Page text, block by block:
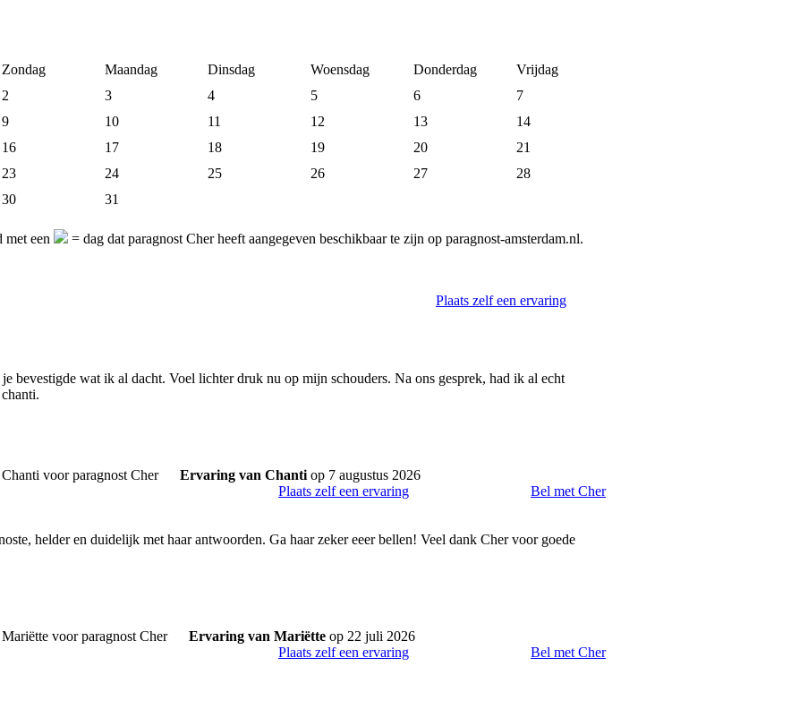
Zondag Maandag Dinsdag Woensdag Donderdag
Vrijdag
2 3 4 5 6
7
9 10 11 12 13
14
16 17 18 19 20
21
23 24 25 26 27
28
30 31
met een = dag dat paragnost Cher heeft aangegeven beschikbaar te zijn op paragnost-amsterdam.nl.
Plaats zelf een ervaring
bevestigde wat ik al dacht. Voel lichter druk nu op mijn schouders. Na ons gesprek, had ik al echt
Ervaring van Chanti op 7 augustus 2026
Plaats zelf een ervaring
Bel met Cher
helder en duidelijk met haar antwoorden. Ga haar zeker eeer bellen! Veel dank Cher voor goede
Ervaring van Mariëtte op 22 juli 2026
Plaats zelf een ervaring
Bel met Cher